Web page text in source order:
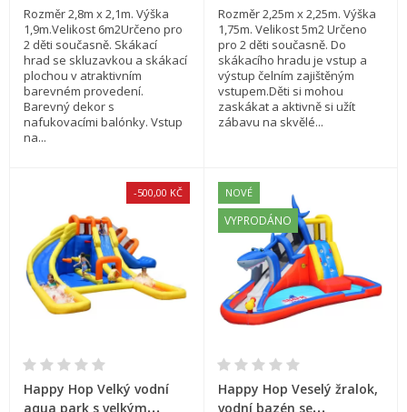
Rozměr 2,8m x 2,1m. Výška
1,9m.Velikost 6m2Určeno pro
2 děti současně. Skákací
hrad se skluzavkou a skákací
plochou v atraktivním
barevném provedení.
Barevný dekor s
nafukovacími balónky. Vstup
na...
Rozměr 2,25m x 2,25m. Výška
1,75m. Velikost 5m2 Určeno
pro 2 děti současně. Do
skákacího hradu je vstup a
výstup čelním zajištěným
vstupem.Děti si mohou
zaskákat a aktivně si užít
zábavu na skvělé...
Happy Hop Velký vodní
aqua park s velkým
-500,00 KČ NOVÉ
VYPRODÁNO
Happy Hop Veselý žralok,
vodní bazén se